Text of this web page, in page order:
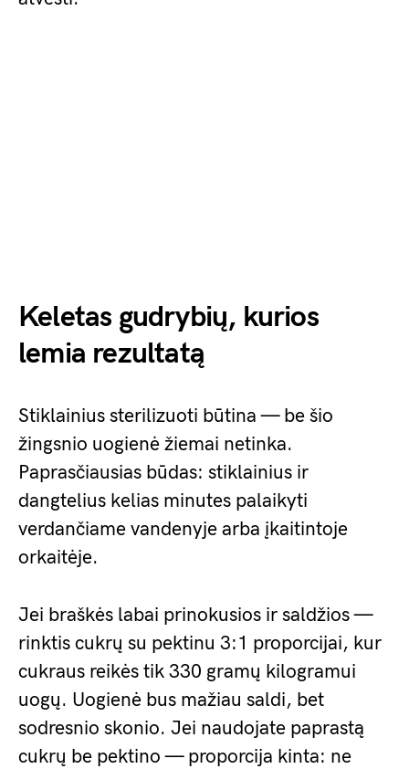
Keletas gudrybių, kurios
lemia rezultatą
Stiklainius sterilizuoti būtina — be šio
žingsnio uogienė žiemai netinka.
Paprasčiausias būdas: stiklainius ir
dangtelius kelias minutes palaikyti
verdančiame vandenyje arba įkaitintoje
orkaitėje.
Jei braškės labai prinokusios ir saldžios —
rinktis cukrų su pektinu 3:1 proporcijai, kur
cukraus reikės tik 330 gramų kilogramui
uogų. Uogienė bus mažiau saldi, bet
sodresnio skonio. Jei naudojate paprastą
cukrų be pektino — proporcija kinta: ne